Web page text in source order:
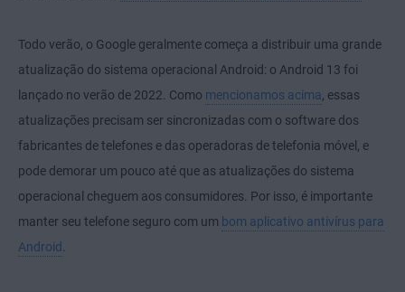
Todo verão, o Google geralmente começa a distribuir uma grande
atualização do sistema operacional Android: o Android 13 foi
lançado no verão de 2022. Como mencionamos acima, essas
atualizações precisam ser sincronizadas com o software dos
fabricantes de telefones e das operadoras de telefonia móvel, e
pode demorar um pouco até que as atualizações do sistema
operacional cheguem aos consumidores. Por isso, é importante
manter seu telefone seguro com um bom aplicativo antivírus para
Android .